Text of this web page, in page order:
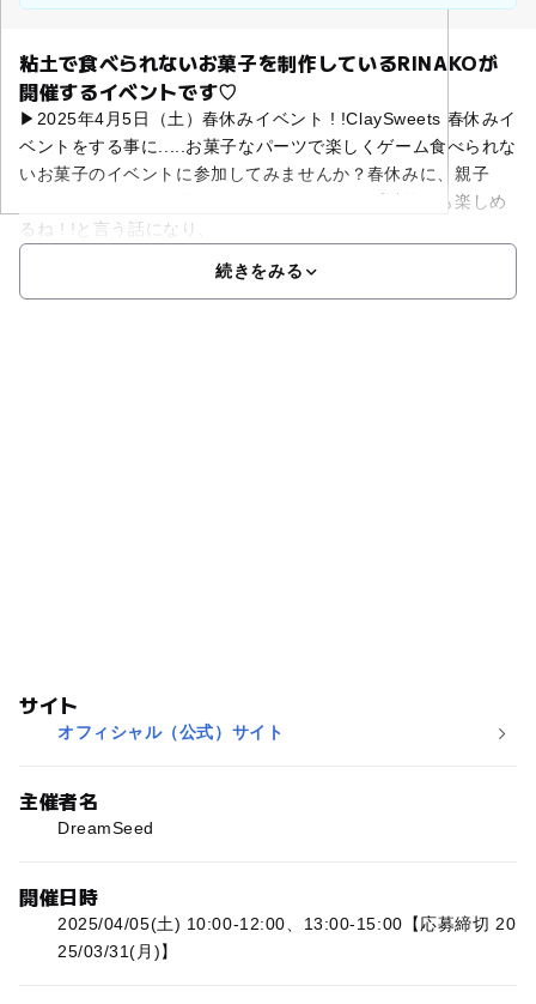
粘土で食べられないお菓子を制作しているRINAKOが
開催するイベントです♡
▶2025年4月5日（土）春休みイベント ! !ClaySweets 春休みイ
ベントをする事に.....お菓子なパーツで楽しくゲーム食べられな
いお菓子のイベントに参加してみませんか？春休みに、親子
で。クレイスイーツ展へ・・・ワークショップ以外でも楽しめ
るね ! !と言う話になり、
続きをみる
サイト
オフィシャル（公式）サイト
主催者名
DreamSeed
開催日時
2025/04/05(土) 10:00-12:00、13:00-15:00【応募締切 20
25/03/31(月)】